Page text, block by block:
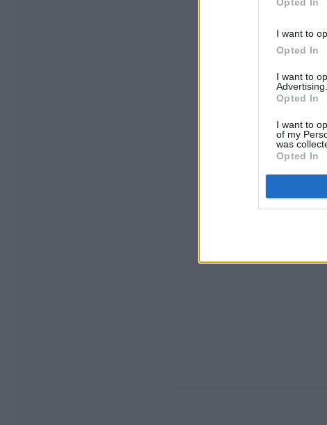
I want to
Opted In
I want to
Advertising.
Opted In
I want to
of my
was
Opted In